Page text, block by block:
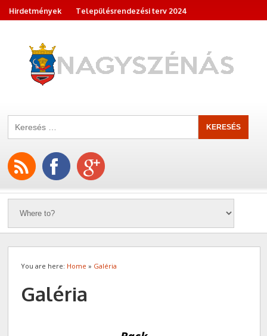
Hirdetmények
Településrendezési terv 2024
You are here: Home » Galéria
Galéria